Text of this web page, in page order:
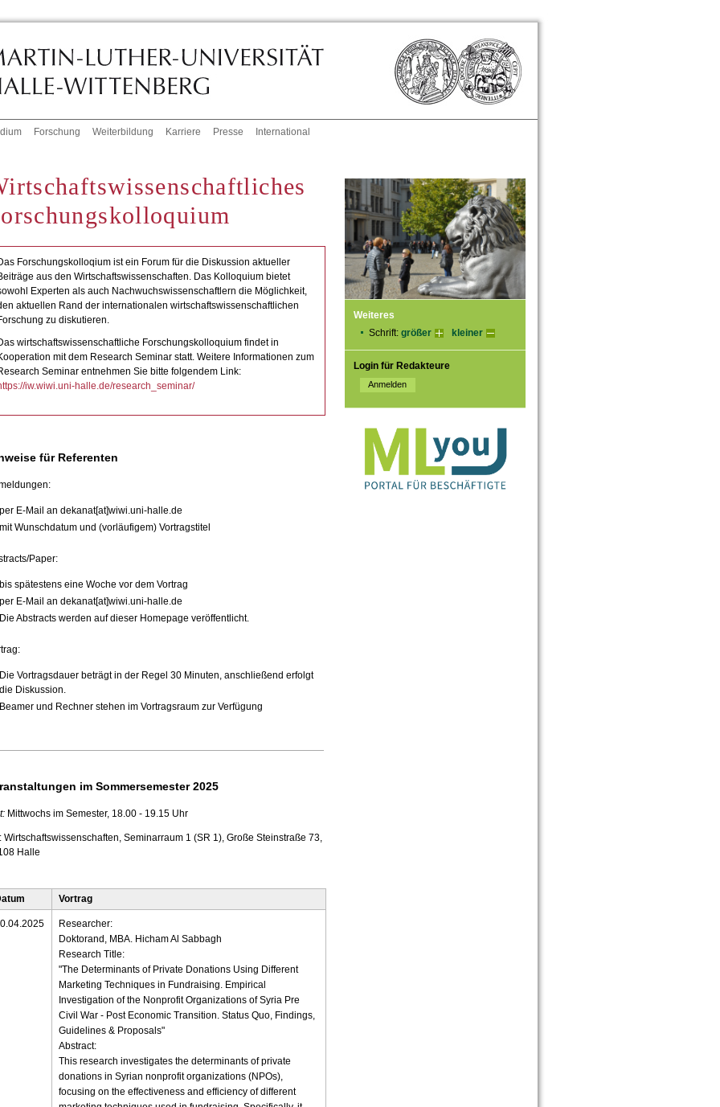
Forschung Weiterbildung Karriere Presse International
Weiteres
Schrift: größer kleiner
Login für Redakteure
Forschungskolloqium ist ein Forum für die Diskussion aktueller
aus den Wirtschaftswissenschaften. Das Kolloquium bietet
Experten als auch Nachwuchswissenschaftlern die Möglichkeit,
aktuellen Rand der internationalen wirtschaftswissenschaftlichen
zu diskutieren.
wirtschaftswissenschaftliche Forschungskolloquium findet in
mit dem Research Seminar statt. Weitere Informationen zum
Seminar entnehmen Sie bitte folgendem Link:
iw.wiwi.uni-halle.de/research_seminar/
für Referenten
E-Mail an dekanat[at]wiwi.uni-halle.de
Wunschdatum und (vorläufigem) Vortragstitel
Paper:
spätestens eine Woche vor dem Vortrag
E-Mail an dekanat[at]wiwi.uni-halle.de
Abstracts werden auf dieser Homepage veröffentlicht.
Vortragsdauer beträgt in der Regel 30 Minuten, anschließend erfolgt
Diskussion.
und Rechner stehen im Vortragsraum zur Verfügung
im Sommersemester 2025
Mittwochs im Semester, 18.00 - 19.15 Uhr
Wirtschaftswissenschaften, Seminarraum 1 (SR 1), Große Steinstraße 73,
Halle
Vortrag
Researcher:
Doktorand, MBA. Hicham Al Sabbagh
Research Title:
"The Determinants of Private Donations Using Different
Marketing Techniques in Fundraising. Empirical
Investigation of the Nonprofit Organizations of Syria Pre
Civil War - Post Economic Transition. Status Quo, Findings,
Guidelines & Proposals"
Abstract:
This research investigates the determinants of private
donations in Syrian nonprofit organizations (NPOs),
focusing on the effectiveness and efficiency of different